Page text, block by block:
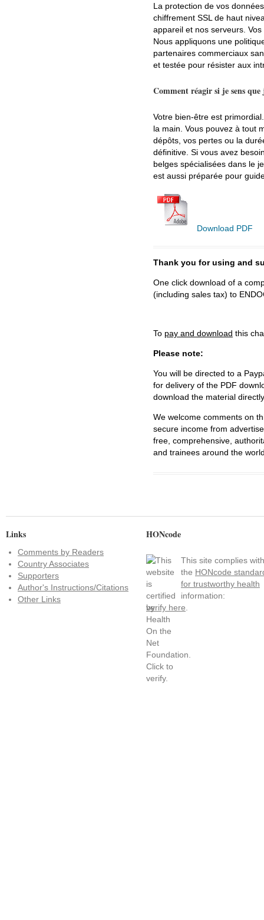
La protection de vos
chiffrement SSL de haut
appareil et nos serveurs.
Nous appliquons une
partenaires commerciaux
et testée pour résister aux
Comment réagir si je sens
Votre bien-être est
la main. Vous pouvez à tout
dépôts, vos pertes ou la
définitive. Si vous avez
belges spécialisées dans le
est aussi préparée pour
Download PDF
Thank you for using and
One click download of a
(including sales tax) to
To pay and download this
Please note:
You will be directed to a
for delivery of the PDF
download the material
We welcome comments on
secure income from
free, comprehensive,
and trainees around the
Links
Comments by Readers
Country Associates
Supporters
Author's Instructions/Citations
Other Links
HONcode
This site complies with
the HONcode
for trustworthy health
information:
verify here